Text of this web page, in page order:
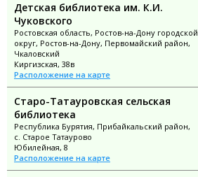
Детская библиотека им. К.И.
Чуковского
Ростовская область, Ростов-на-Дону городской
округ, Ростов-на-Дону, Первомайский район,
Чкаловский
Киргизская, 38в
Расположение на карте
Старо-Татауровская сельская
библиотека
Республика Бурятия, Прибайкальский район,
с. Старое Татаурово
Юбилейная, 8
Расположение на карте